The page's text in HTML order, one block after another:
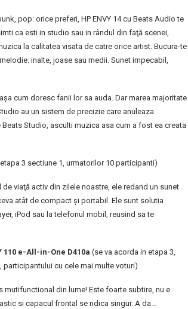
pop: orice preferi, HP ENVY 14 cu Beats Audio te
ca esti in studio sau in rândul din faţă scenei,
la calitatea visata de catre orice artist. Bucura-te
inalte, joase sau medii. Sunet impecabil,
cum doresc fanii lor sa auda. Dar marea majoritate
au un sistem de precizie care anuleaza
Studio, asculti muzica asa cum a fost ea creata
3 sectiune 1, urmatorilor 10 participanti)
viaţă activ din zilele noastre, ele redand un sunet
atât de compact şi portabil. Ele sunt solutia
iPod sau la telefonul mobil, reusind sa te
110 e-All-in-One D410a (se va acorda in etapa 3,
participantului cu cele mai multe voturi)
mutifunctional din lume! Este foarte subtire, nu e
si capacul frontal se ridica singur. A da…